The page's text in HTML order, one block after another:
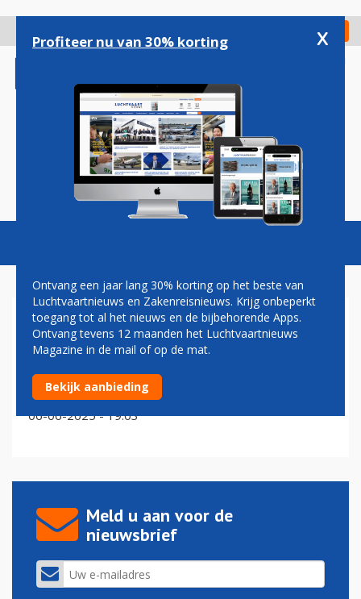
gaan
Check in
Magazine Podcasts Vacatures
EU261
EU-lidstaten willen pas bij langere vluchtvertraging
financiële compensatie
06-06-2025 - 19:03
Meld u aan voor de
nieuwsbrief
Profiteer nu van 30% korting x
Ontvang een jaar lang 30% korting op het beste van
Luchtvaartnieuws en Zakenreisnieuws. Krijg onbeperkt
toegang tot al het nieuws en de bijbehorende Apps.
Ontvang tevens 12 maanden het Luchtvaartnieuws
Magazine in de mail of op de mat.
Bekijk aanbieding